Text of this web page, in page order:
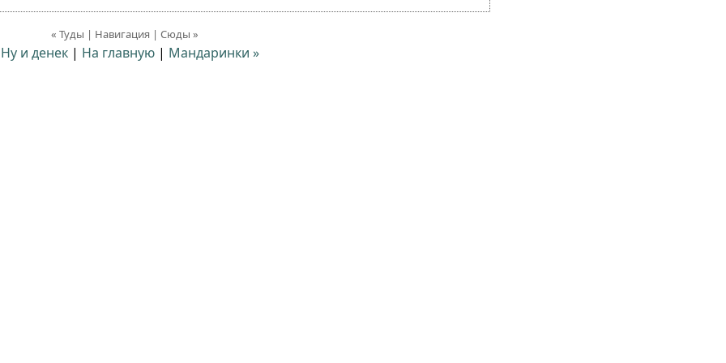
« Туды | Навигация | Сюды »
и денек| На главную| Мандаринки »